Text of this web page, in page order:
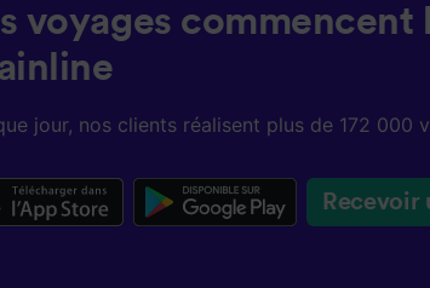
voyages commencent
jour, nos clients réalisent plus de 172 000
Recevoir